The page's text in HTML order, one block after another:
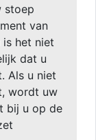
stoep
van
is het niet
dat u
Als u niet
wordt uw
bij u op de